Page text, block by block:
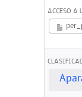
ACCESO A